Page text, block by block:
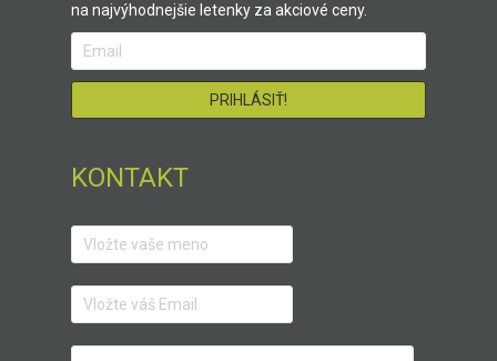
na najvýhodnejšie letenky za akciové ceny.
KONTAKT